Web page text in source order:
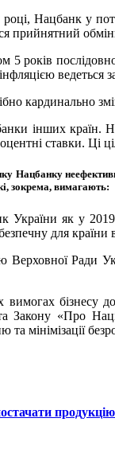
Нацбанк у
прийнятний
5 років
ведеться
кардинально
країн. На
ставки.
Нацбанку
зокрема, вимагають:
України як у
для
Верховної Ради
бізнесу
Закону «Про
мінімізації